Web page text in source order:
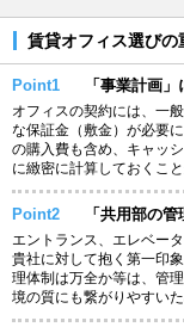
賃貸オフィス選びの
Point1 「事業計画
オフィスの契約には、一
な保証金（敷金）が必要
の購入費も含め、キャッ
に緻密に計算しておくこ
Point2 「共用部の
エントランス、エレベー
貴社に対して抱く第一印
理体制は万全か等は、管
境の質にも繋がりやすい